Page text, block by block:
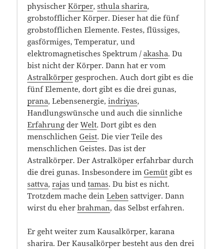
physischerKörper,sthula sharira,
grobstofflicher Körper. Dieser hat die fünf
grobstofflichen Elemente. Festes, flüssiges,
gasförmiges, Temperatur, und
elektromagnetisches Spektrum /akasha. Du
bist nicht der Körper. Dann hat er vom
Astralkörper gesprochen. Auch dort gibt es die
fünf Elemente, dort gibt es die drei gunas,
prana, Lebensenergie,indriyas,
Handlungswünsche und auch die sinnliche
Erfahrung derWelt. Dort gibt es den
menschlichenGeist. Die vier Teile des
menschlichen Geistes. Das ist der
Astralkörper. Der Astralköper erfahrbar durch
die drei gunas. Insbesondere imGemüt gibt es
sattva,rajas undtamas. Du bist es nicht.
Trotzdem mache deinLeben sattviger. Dann
wirst du eherbrahman, das Selbst erfahren.
Er geht weiter zum Kausalkörper, karana
sharira. Der Kausalkörper besteht aus den drei